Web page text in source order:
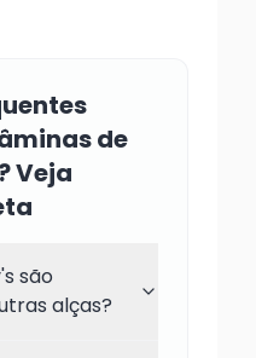
de
Veja
são
alças?